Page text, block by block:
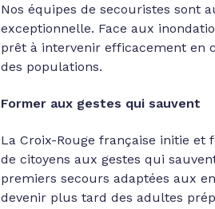
Nos équipes de secouristes sont
exceptionnelle. Face aux
prêt à intervenir efficacement en
des populations.
Former aux gestes qui sauvent
La Croix-Rouge française initie
de citoyens aux gestes qui
premiers secours adaptées aux
devenir plus tard des adultes